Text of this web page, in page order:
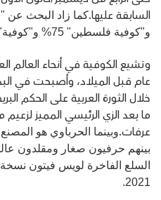
السابقة عليها.
و"كوفية فلسطين" 75% و"كوفية" 68%.
عام قبل الميلاد، وأصبحت في
ما بعد الزي الرئيسي المميز
عرفات.وبينما الحرباوي هو
بينهم حرفيون صغار ومقلدون
السلع الفاخرة لويس فيتون
2021.